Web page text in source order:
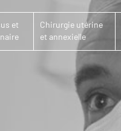
et
Chirurgie utérine
et annexielle